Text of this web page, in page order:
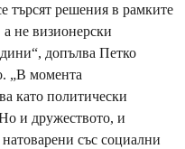
търсят решения в рамките
не визионерски
допълва Петко
„В момента
като политически
и дружеството, и
със социални